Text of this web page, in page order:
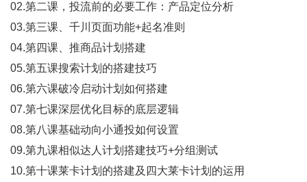
02.第二课，投流前的必要工作：产品定位分析
03.第三课、千川页面功能+起名准则
04.第四课、推商品计划搭建
05.第五课搜索计划的搭建技巧
06.第六课破冷启动计划如何搭建
07.第七课深层优化目标的底层逻辑
08.第八课基础动向小通投如何设置
09.第九课相似达人计划搭建技巧+分组测试
10.第十课莱卡计划的搭建及四大莱卡计划的运用